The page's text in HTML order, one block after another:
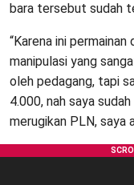
bara tersebut sudah
“Karena ini
manipulasi yang
oleh pedagang, tapi
4.000, nah saya
merugikan PLN, saya